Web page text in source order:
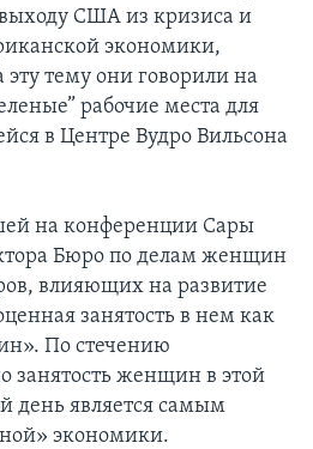
выходу США из кризиса и
экономики,
тему они говорили на
рабочие места для
в Центре Вудро Вильсона
на конференции Сары
Бюро по делам женщин
влияющих на развитие
занятость в нем как
По стечению
занятость женщин в этой
день является самым
экономики.